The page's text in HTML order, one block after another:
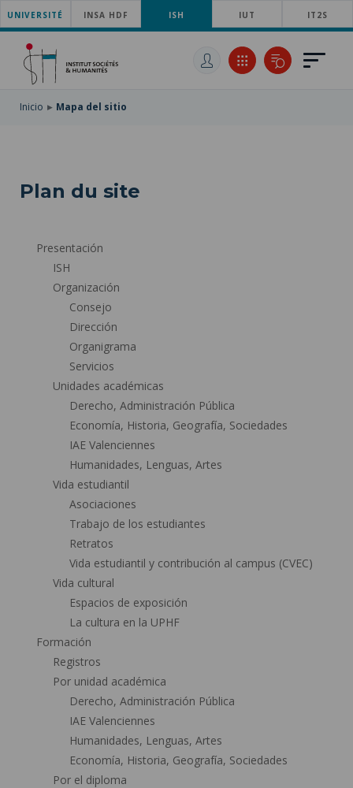
SKIP
TO
MAIN
NAVIGATION
PASAR
AL
CONTENIDO
PRINCIPAL
SKIP
TO
SEARCH
UNIVERSITÉ INSA HDF ISH IUT IT2S
Inicio Mapa del sitio
Plan du site
Presentación
ISH
Organización
Consejo
Dirección
Organigrama
Servicios
Unidades académicas
Derecho, Administración Pública
Economía, Historia, Geografía, Sociedades
IAE Valenciennes
Humanidades, Lenguas, Artes
Vida estudiantil
Asociaciones
Trabajo de los estudiantes
Retratos
Vida estudiantil y contribución al campus (CVEC)
Vida cultural
Espacios de exposición
La cultura en la UPHF
Formación
Registros
Por unidad académica
Derecho, Administración Pública
IAE Valenciennes
Humanidades, Lenguas, Artes
Economía, Historia, Geografía, Sociedades
Por el diploma